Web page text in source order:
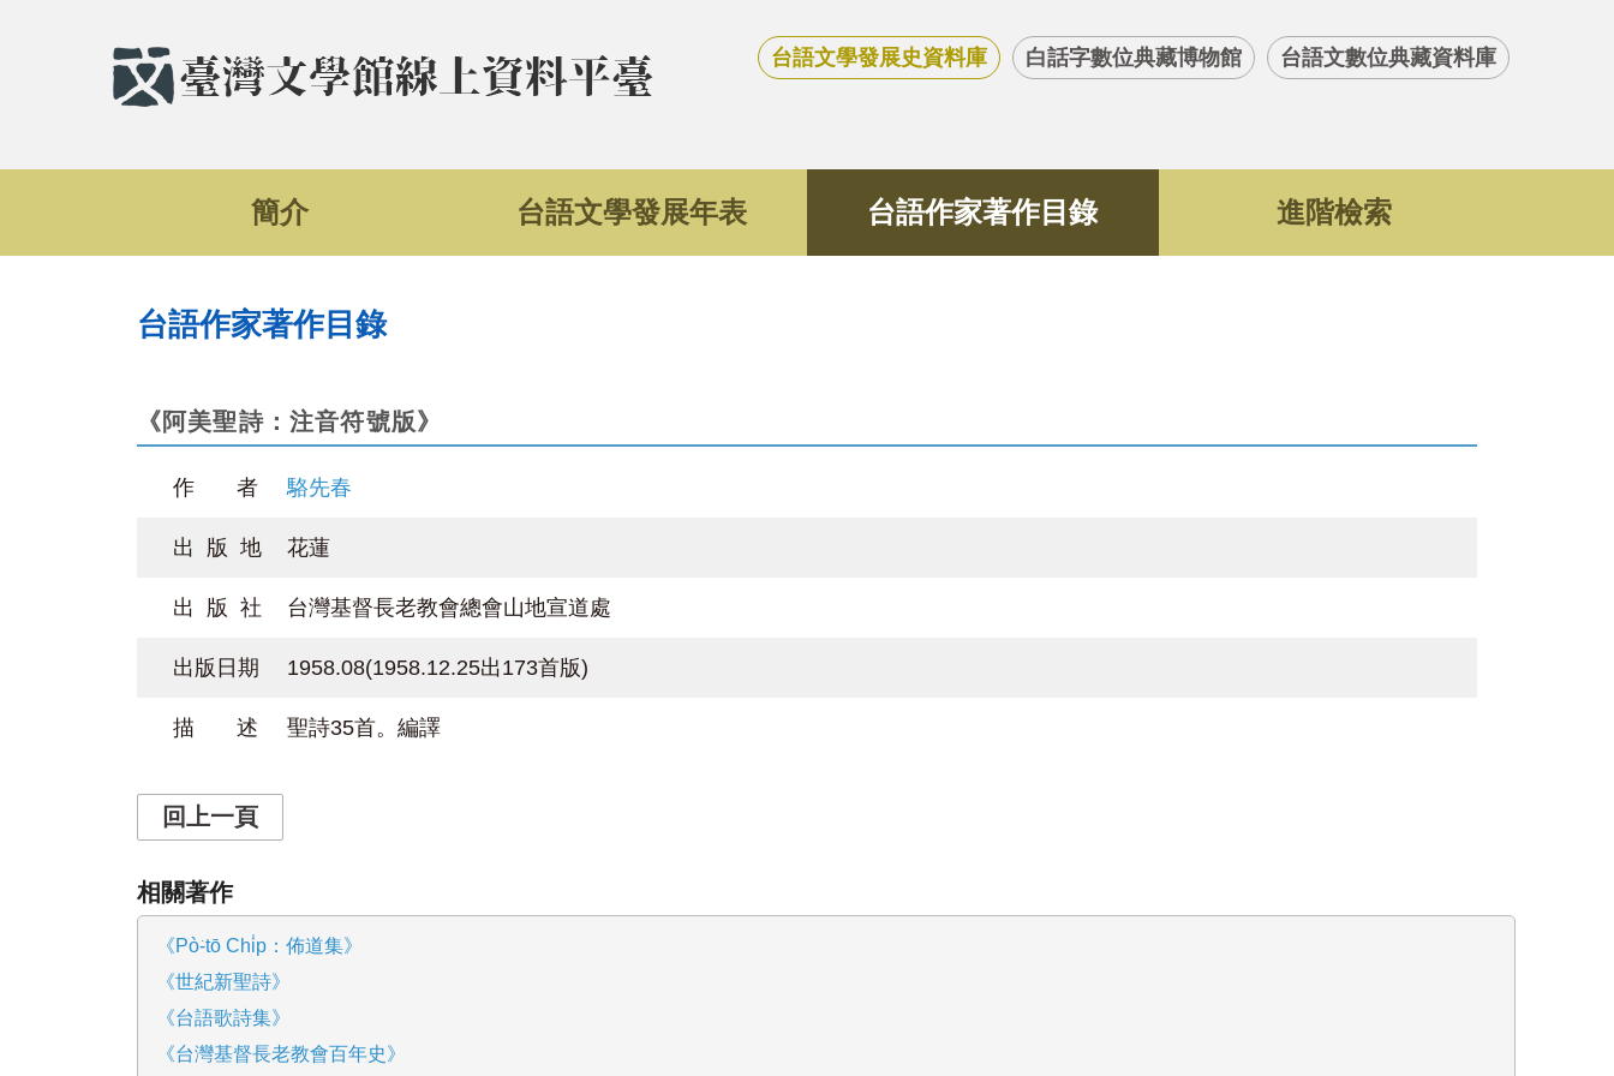
台語文學發展史資料庫 白話字數位典藏博物館 台語文數位典藏資料庫
簡介 台語文學發展年表 台語作家著作目錄 進階檢索
台語作家著作目錄
《阿美聖詩：注音符號版》
作 者 駱先春
出 版 地 花蓮
出 版 社 台灣基督長老教會總會山地宣道處
出版日期 1958.08(1958.12.25出173首版)
描 述 聖詩35首。編譯
回上一頁
相關著作
《Pò͘-tō Chi̍p：佈道集》
《世紀新聖詩》
《台語歌詩集》
《台灣基督長老教會百年史》